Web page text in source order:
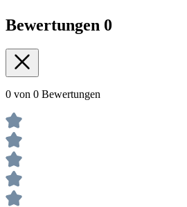
Bewertungen 0
0 von 0 Bewertungen